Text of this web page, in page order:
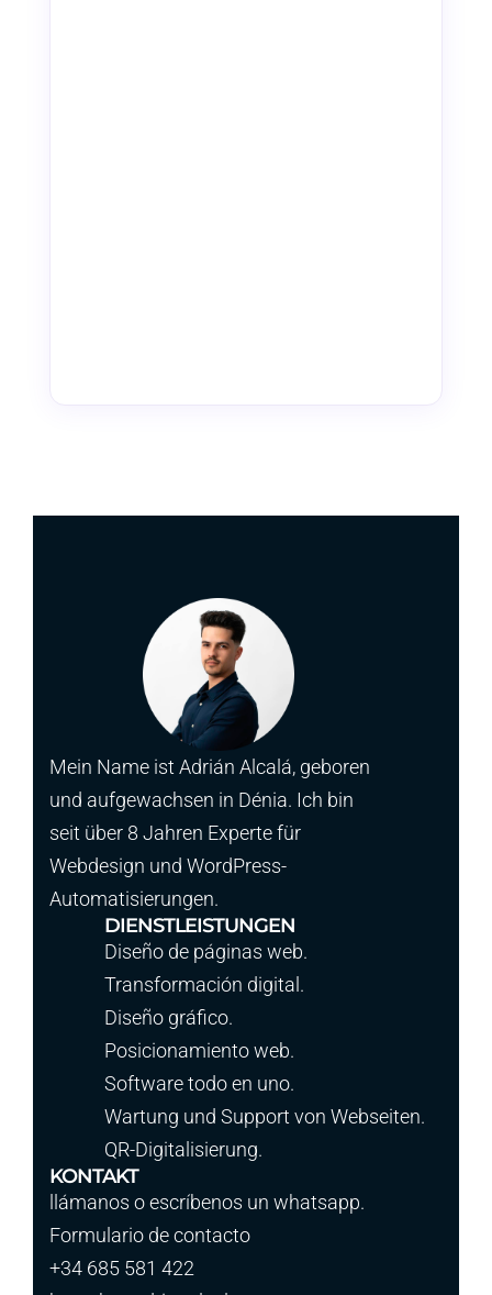
Mein Name ist Adrián Alcalá, geboren
und aufgewachsen in Dénia. Ich bin
seit über 8 Jahren Experte für
Webdesign und WordPress-
Automatisierungen.
DIENSTLEISTUNGEN
Diseño de páginas web.
Transformación digital.
Diseño gráfico.
Posicionamiento web.
Software todo en uno.
Wartung und Support von Webseiten.
QR-Digitalisierung.
KONTAKT
llámanos o escríbenos un whatsapp.
Formulario de contacto
+34 685 581 422